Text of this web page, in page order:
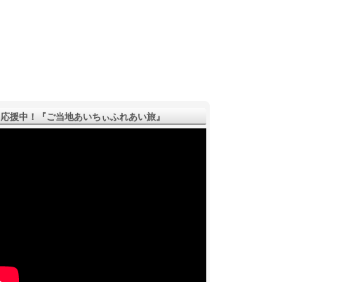
応援中！『ご­当地あいちぃふれあい旅』